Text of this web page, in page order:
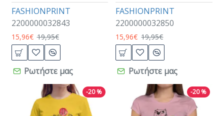
FASHIONPRINT
2200000032843
15,96€ 19,95€
Ρωτήστε μας
FASHIONPRINT
2200000032850
15,96€ 19,95€
Ρωτήστε μας
-20 % -20 %